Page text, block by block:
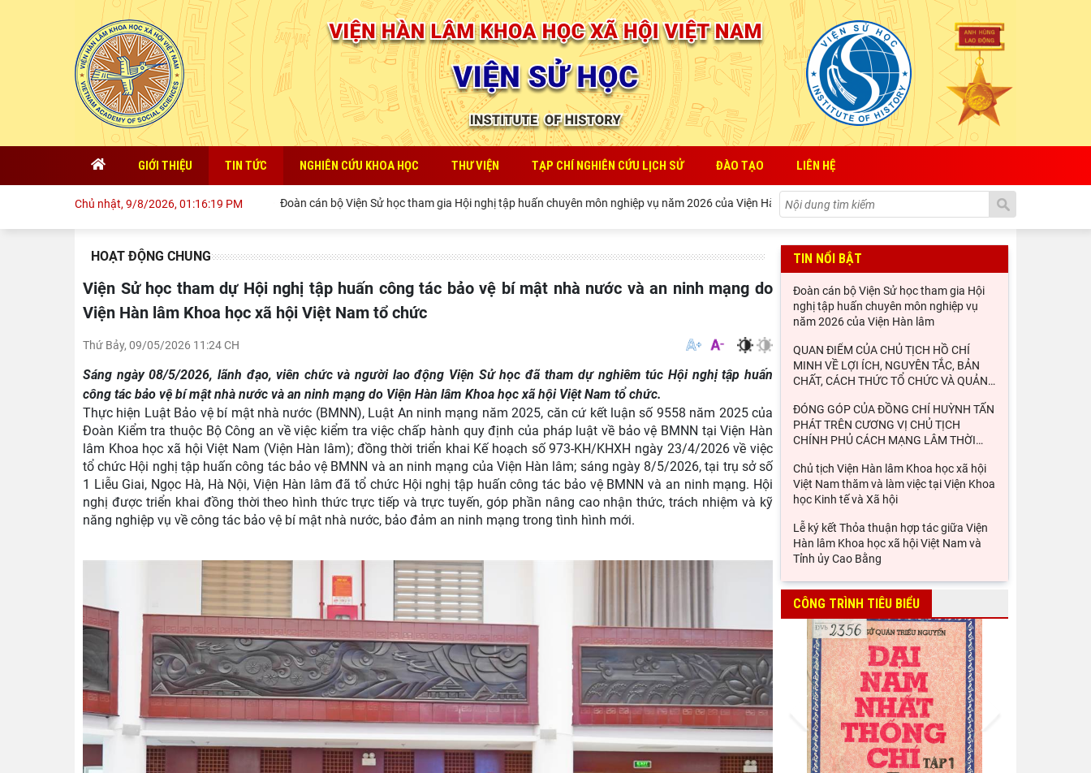
GIỚI THIỆU TIN TỨC NGHIÊN CỨU KHOA HỌC THƯ VIỆN TẠP CHÍ NGHIÊN CỨU LỊCH SỬ ĐÀO TẠO LIÊN HỆ
Chủ nhật, 9/8/2026, 01:16:21 PMĐoàn cán bộ Viện Sử học tham gia Hội nghị tập huấn chuyên môn nghiệp vụ năm 2026 của Viện Hàn lâm Khoa học xã hội Việt Nam QUAN ĐIỂM CỦA CHỦ TỊCH HỒ
HOẠT ĐỘNG CHUNG
Viện Sử học tham dự Hội nghị tập huấn công tác bảo vệ bí mật nhà nước và an ninh mạng do
Viện Hàn lâm Khoa học xã hội Việt Nam tổ chức
Thứ Bảy, 09/05/2026 11:24 CH
Sáng ngày 08/5/2026, lãnh đạo, viên chức và người lao động Viện Sử học đã tham dự nghiêm túc Hội nghị tập huấn
công tác bảo vệ bí mật nhà nước và an ninh mạng do Viện Hàn lâm Khoa học xã hội Việt Nam tổ chức.
Thực hiện Luật Bảo vệ bí mật nhà nước (BMNN), Luật An ninh mạng năm 2025, căn cứ kết luận số 9558 năm 2025 của
Đoàn Kiểm tra thuộc Bộ Công an về việc kiểm tra việc chấp hành quy định của pháp luật về bảo vệ BMNN tại Viện Hàn
lâm Khoa học xã hội Việt Nam (Viện Hàn lâm); đồng thời triển khai Kế hoạch số 973-KH/KHXH ngày 23/4/2026 về việc
tổ chức Hội nghị tập huấn công tác bảo vệ BMNN và an ninh mạng của Viện Hàn lâm; sáng ngày 8/5/2026, tại trụ sở số
1 Liễu Giai, Ngọc Hà, Hà Nội, Viện Hàn lâm đã tổ chức Hội nghị tập huấn công tác bảo vệ BMNN và an ninh mạng. Hội
nghị được triển khai đồng thời theo hình thức trực tiếp và trực tuyến, góp phần nâng cao nhận thức, trách nhiệm và kỹ
năng nghiệp vụ về công tác bảo vệ bí mật nhà nước, bảo đảm an ninh mạng trong tình hình mới.
TIN NỔI BẬT
Đoàn cán bộ Viện Sử học tham gia Hội
nghị tập huấn chuyên môn nghiệp vụ
năm 2026 của Viện Hàn lâm
QUAN ĐIỂM CỦA CHỦ TỊCH HỒ CHÍ
MINH VỀ LỢI ÍCH, NGUYÊN TẮC, BẢN
CHẤT, CÁCH THỨC TỔ CHỨC VÀ QUẢN…
ĐÓNG GÓP CỦA ĐỒNG CHÍ HUỲNH TẤN
PHÁT TRÊN CƯƠNG VỊ CHỦ TỊCH
CHÍNH PHỦ CÁCH MẠNG LÂM THỜI…
Chủ tịch Viện Hàn lâm Khoa học xã hội
Việt Nam thăm và làm việc tại Viện Khoa
học Kinh tế và Xã hội
Lễ ký kết Thỏa thuận hợp tác giữa Viện
Hàn lâm Khoa học xã hội Việt Nam và
Tỉnh ủy Cao Bằng
Khai mạc trưng bày “Kết nối truyền
thống, vững bước tương lai”
Thường trực Hội đồng Lý luận Trung
ương làm việc với Tiểu ban Văn hóa - Xã
hội - Văn học, nghệ
Đảng ủy Viện Hàn lâm Khoa học xã hội
Việt Nam tổ chức Hội nghị Tập huấn
nghiệp vụ công tác kiểm
Viện Sử học tham gia Hội thảo khoa học
quốc gia "Danh nhân văn hóa Lê Quý
CÔNG TRÌNH TIÊU BIỂU
Next